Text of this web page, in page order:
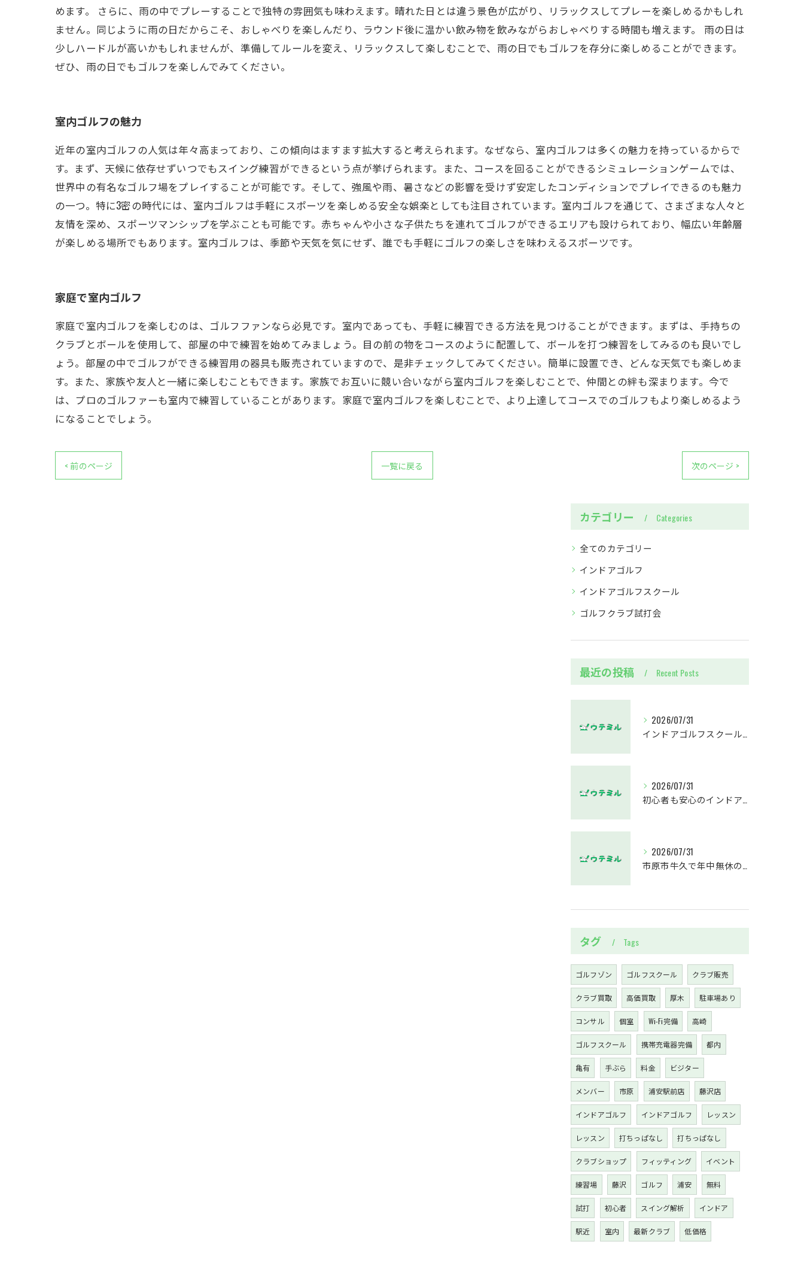
めます。 さらに、雨の中でプレーすることで独特の雰囲気も味わえます。晴れた日とは違う景色が広がり、リラックスしてプレーを楽しめるかもしれ
ません。同じように雨の日だからこそ、おしゃべりを楽しんだり、ラウンド後に温かい飲み物を飲みながらおしゃべりする時間も増えます。 雨の日は
少しハードルが高いかもしれませんが、準備してルールを変え、リラックスして楽しむことで、雨の日でもゴルフを存分に楽しめることができます。
ぜひ、雨の日でもゴルフを楽しんでみてください。
室内ゴルフの魅力
近年の室内ゴルフの人気は年々高まっており、この傾向はますます拡大すると考えられます。なぜなら、室内ゴルフは多くの魅力を持っているからで
す。まず、天候に依存せずいつでもスイング練習ができるという点が挙げられます。また、コースを回ることができるシミュレーションゲームでは、
世界中の有名なゴルフ場をプレイすることが可能です。そして、強風や雨、暑さなどの影響を受けず安定したコンディションでプレイできるのも魅力
の一つ。特に3密の時代には、室内ゴルフは手軽にスポーツを楽しめる安全な娯楽としても注目されています。室内ゴルフを通じて、さまざまな人々と
友情を深め、スポーツマンシップを学ぶことも可能です。赤ちゃんや小さな子供たちを連れてゴルフができるエリアも設けられており、幅広い年齢層
が楽しめる場所でもあります。室内ゴルフは、季節や天気を気にせず、誰でも手軽にゴルフの楽しさを味わえるスポーツです。
家庭で室内ゴルフ
家庭で室内ゴルフを楽しむのは、ゴルフファンなら必見です。室内であっても、手軽に練習できる方法を見つけることができます。まずは、手持ちの
クラブとボールを使用して、部屋の中で練習を始めてみましょう。目の前の物をコースのように配置して、ボールを打つ練習をしてみるのも良いでし
ょう。部屋の中でゴルフができる練習用の器具も販売されていますので、是非チェックしてみてください。簡単に設置でき、どんな天気でも楽しめま
す。また、家族や友人と一緒に楽しむこともできます。家族でお互いに競い合いながら室内ゴルフを楽しむことで、仲間との絆も深まります。今で
は、プロのゴルファーも室内で練習していることがあります。家庭で室内ゴルフを楽しむことで、より上達してコースでのゴルフもより楽しめるよう
になることでしょう。
< 前のページ 一覧に戻る 次のページ >
カテゴリー Categories
全てのカテゴリー
インドアゴルフ
インドアゴルフスクール
ゴルフクラブ試打会
最近の投稿 Recent Posts
2026/07/31
インドアゴルフスクール千葉県市原市牛久で役立つデータ分析活用術まとめ
2026/07/31
初心者も安心のインドアゴルフスクール藤沢駅平日夜レッスン徹底ガイド
2026/07/31
市原市牛久で年中無休のインドアゴルフスクールが初心者に支持される理由と通いやすさの工夫
タグ Tags
ゴルフゾン ゴルフスクール クラブ販売
クラブ買取 高価買取 厚木 駐車場あり
コンサル 個室 Wi-Fi完備 高崎
ゴルフスクール 携帯充電器完備 都内
亀有 手ぶら 料金 ビジター
メンバー 市原 浦安駅前店 藤沢店
インドアゴルフ インドアゴルフ レッスン
レッスン 打ちっぱなし 打ちっぱなし
クラブショップ フィッティング イベント
練習場 藤沢 ゴルフ 浦安 無料
試打 初心者 スイング解析 インドア
駅近 室内 最新クラブ 低価格